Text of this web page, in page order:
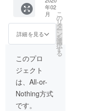
2月29日
までに
お届け
しま
み）。
※リター
ンは
2020年
次お届
けを開
始し、
2020年
2月29日
までに
券で
す。味
やパ
ケージ
地域の
農産品
を使っ
たトッ
ピング
の開発
カー ・
サンク
スレ
ター 代
表の大
島と飲
みに行
きま
しょ
う！ プ
ラス、
オリジ
年02
月
詳細を見る
こ
の
リ
タ
ー
ン
を
選
択
す
る
このプロ
ジェクト
は、All-or-
Nothing方式
です。